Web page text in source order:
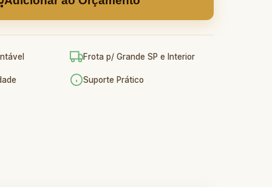
Frota p/ Grande SP e Interior
Suporte Prático